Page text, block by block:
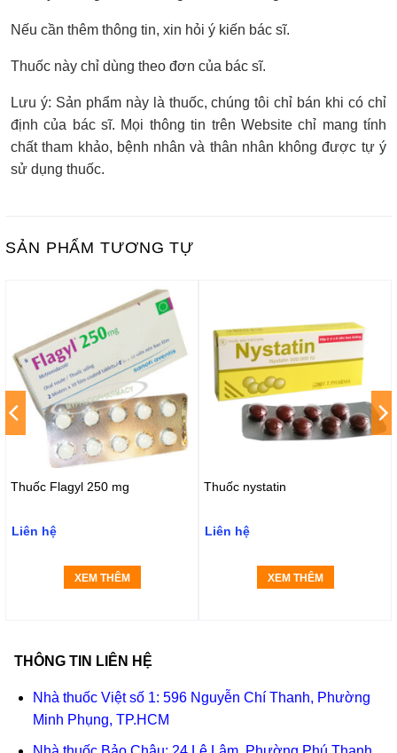
Nếu cần thêm thông tin, xin hỏi ý kiến bác sĩ.
Thuốc này chỉ dùng theo đơn của bác sĩ.
Lưu ý: Sản phẩm này là thuốc, chúng tôi chỉ bán khi có chỉ
định của bác sĩ. Mọi thông tin trên Website chỉ mang tính
chất tham khảo, bệnh nhân và thân nhân không được tự ý
sử dụng thuốc.
SẢN PHẨM TƯƠNG TỰ
Thuốc Flagyl 250 mg
Liên hệ
XEM THÊM
Thuốc nystatin
Liên hệ
XEM THÊM
THÔNG TIN LIÊN HỆ
Nhà thuốc Việt số 1: 596 Nguyễn Chí Thanh, Phường
Minh Phụng, TP.HCM